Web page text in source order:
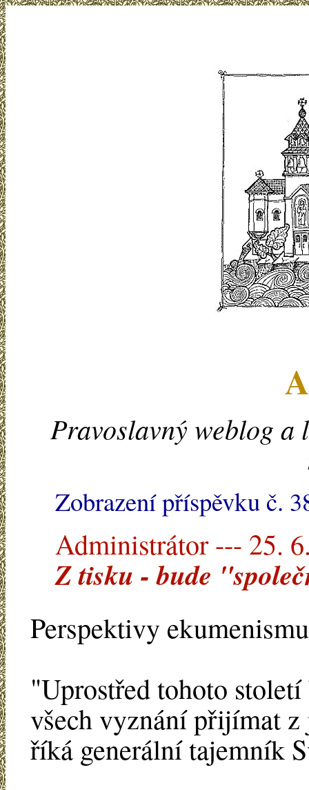
Pravoslavný weblog a
Zobrazení příspěvku č.
Administrátor --- 25.
Z tisku - bude
Perspektivy ekumenismu
"Uprostřed tohoto století
všech vyznání přijímat
říká generální tajemník